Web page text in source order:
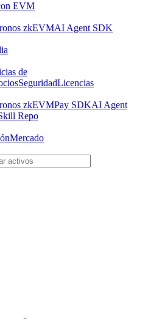
EVM
zkEVMAI Agent SDK
de
SeguridadLicencias
zkEVMPay SDKAI Agent
Repo
Mercado